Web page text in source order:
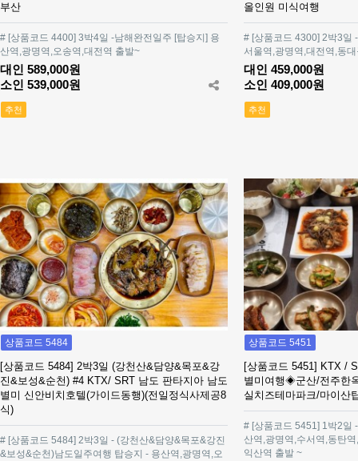
부산
# [상품코드 4400] 3박4일 -남해완전일주 [탑승지] 용
산역,광명역,오송역,대전역 출발~
대인 589,000원
소인 539,000원
추천
올인원 미식여행
# [상품코드 4300] 2박3일
서울역,광명역,대전역,동
대인 459,000원
소인 409,000원
추천
상품코드 5484
[상품코드 5484] 2박3일 (강천산&담양&목포&강
진&보성&순천) #4 KTX/ SRT 남도 판타지아 남도
별미 신안비치호텔(가이드동행)(전일정식사제공8
식)
# [상품코드 5484] 2박3일 - (강천산&담양&목포&강진
&보성&순천)남도일주여행 탑승지 - 용산역,광명역,오
상품코드 5451
[상품코드 5451] KTX /
별미여행◈군산/전주한
실치즈테마파크/마이산
# [상품코드 5451] 1박2일
산역,광명역,수서역,동탄
익산역 출발 ~